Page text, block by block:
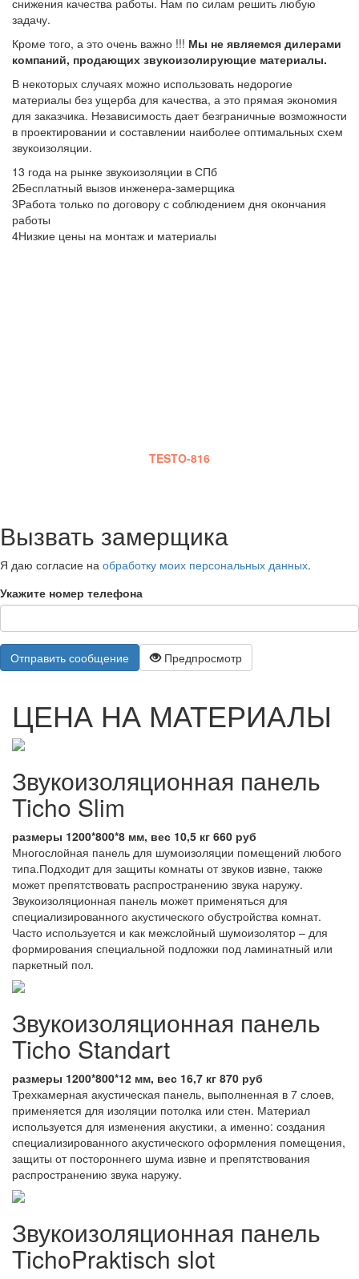
снижения качества работы. Нам по силам решить любую
задачу.
Кроме того, а это очень важно !!! Мы не являемся дилерами
компаний, продающих звукоизолирующие материалы.
В некоторых случаях можно использовать недорогие
материалы без ущерба для качества, а это прямая экономия
для заказчика. Независимость дает безграничные возможности
в проектировании и составлении наиболее оптимальных схем
звукоизоляции.
13 года на рынке звукоизоляции в СПб
2Бесплатный вызов инженера-замерщика
3Работа только по договору с соблюдением дня окончания
работы
4Низкие цены на монтаж и материалы
TESTO-816
Вызвать замерщика
Я даю согласие на обработку моих персональных данных.
Укажите номер телефона
Отправить сообщение Предпросмотр
ЦЕНА НА МАТЕРИАЛЫ
Звукоизоляционная панель
Ticho Slim
размеры 1200*800*8 мм, вес 10,5 кг 660 руб
Многослойная панель для шумоизоляции помещений любого
типа.Подходит для защиты комнаты от звуков извне, также
может препятствовать распространению звука наружу.
Звукоизоляционная панель может применяться для
специализированного акустического обустройства комнат.
Часто используется и как межслойный шумоизолятор – для
формирования специальной подложки под ламинатный или
паркетный пол.
Звукоизоляционная панель
Ticho Standart
размеры 1200*800*12 мм, вес 16,7 кг 870 руб
Трехкамерная акустическая панель, выполненная в 7 слоев,
применяется для изоляции потолка или стен. Материал
используется для изменения акустики, а именно: создания
специализированного акустического оформления помещения,
защиты от постороннего шума извне и препятствования
распространению звука наружу.
Звукоизоляционная панель
TichoPraktisch slot